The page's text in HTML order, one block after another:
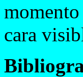
cara